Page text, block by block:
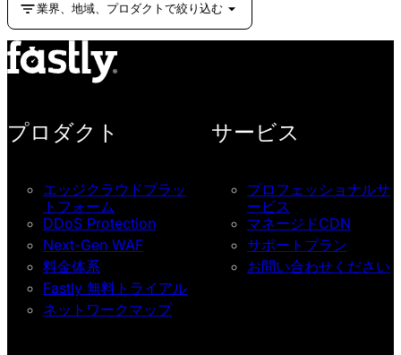
業界、地域、プロダクトで絞り込む
プロダクト
エッジクラウドプラッ
トフォーム
DDoS Protection
Next-Gen WAF
料金体系
Fastly 無料トライアル
ネットワークマップ
サービス
プロフェッショナルサ
ービス
マネージドCDN
サポートプラン
お問い合わせください